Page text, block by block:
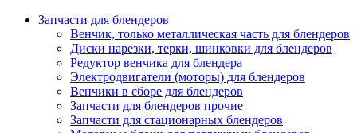
Запчасти для блендеров
Венчик, только металлическая часть для блендеров
Диски нарезки, терки, шинковки для блендеров
Редуктор венчика для блендера
Электродвигатели (моторы) для блендеров
Венчики в сборе для блендеров
Запчасти для блендеров прочие
Запчасти для стационарных блендеров